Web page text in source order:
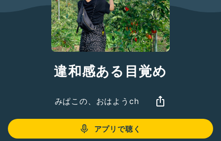
違和感ある目覚め
みぱこの、おはようch
アプリで聴く